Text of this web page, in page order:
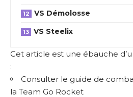
VS Démolosse
VS Steelix
Cet article est une ébauche
:
Consulter le guide de
la Team Go Rocket